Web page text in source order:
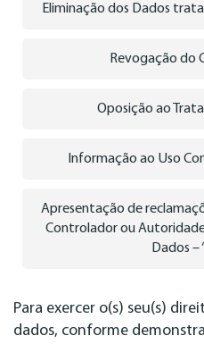
Eliminação dos Dados
Revogação do
Oposição ao
Informação ao Uso
Apresentação de
Controlador ou
Dados –
Para exercer o(s) seu(s)
dados, conforme